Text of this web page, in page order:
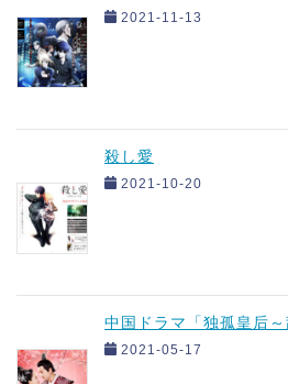
2021-11-13
殺し愛
2021-10-20
中国ドラマ「独孤皇后～
2021-05-17